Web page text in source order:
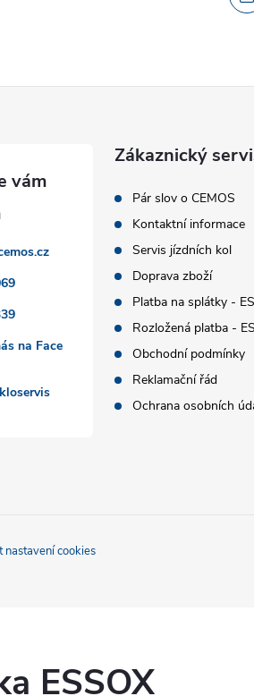
na Face
Zákaznický
Pár slov o CEMOS
Kontaktní informace
Servis jízdních kol
Doprava zboží
Platba na splátky -
Rozložená platba -
Obchodní podmínky
Reklamační řád
Ochrana osobních
nastavení cookies
ESSOX